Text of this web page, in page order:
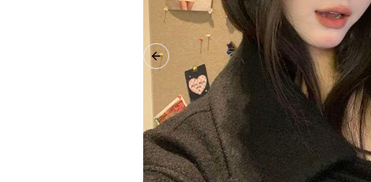
Previous slide